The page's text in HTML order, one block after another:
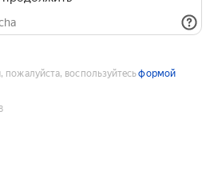
воспользуйтесьформой